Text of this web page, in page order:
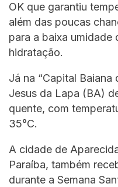
OK que garantiu
além das poucas
para a baixa umidade
hidratação.
Já na “Capital Baiana
Jesus da Lapa (BA)
quente, com
35°C.
A cidade de
Paraíba, também
durante a Semana